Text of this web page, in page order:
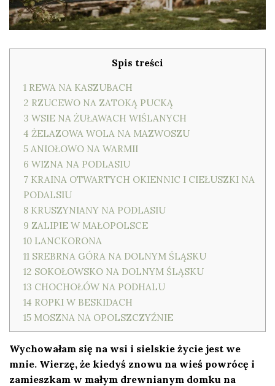
Spis treści
1 REWA NA KASZUBACH
2 RZUCEWO NA ZATOKĄ PUCKĄ
3 WSIE NA ŻUŁAWACH WIŚLANYCH
4 ŻELAZOWA WOLA NA MAZWOSZU
5 ANIOŁOWO NA WARMII
6 WIZNA NA PODLASIU
7 KRAINA OTWARTYCH OKIENNIC I CIEŁUSZKI NA
PODALSIU
8 KRUSZYNIANY NA PODLASIU
9 ZALIPIE W MAŁOPOLSCE
10 LANCKORONA
11 SREBRNA GÓRA NA DOLNYM ŚLĄSKU
12 SOKOŁOWSKO NA DOLNYM ŚLĄSKU
13 CHOCHOŁÓW NA PODHALU
14 ROPKI W BESKIDACH
15 MOSZNA NA OPOLSZCZYŹNIE
Wychowałam się na wsi i sielskie życie jest we
mnie. Wierzę, że kiedyś znowu na wieś powrócę i
zamieszkam w małym drewnianym domku na